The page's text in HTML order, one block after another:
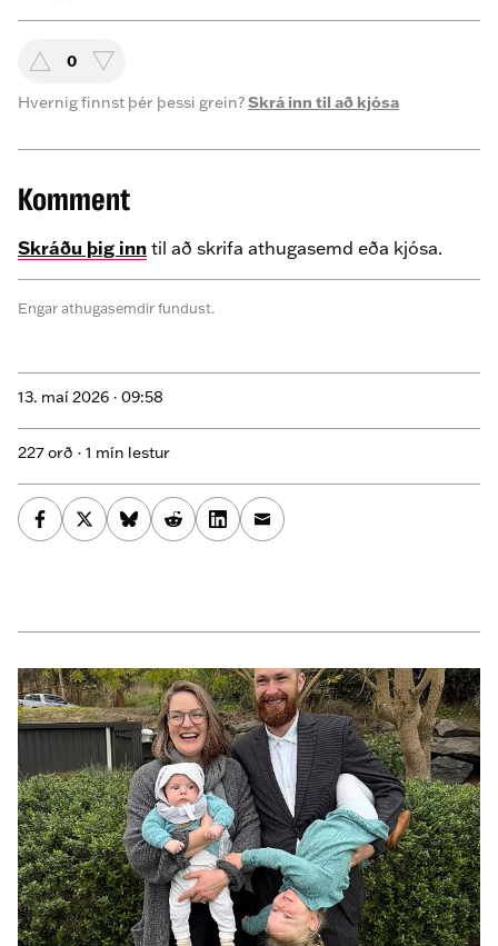
0
Hvernig finnst þér þessi grein?Skrá inn til að kjósa
Komment
Skráðu þig inn til að skrifa athugasemd eða kjósa.
Engar athugasemdir fundust.
13. maí 2026 · 09:58
227 orð · 1 mín lestur